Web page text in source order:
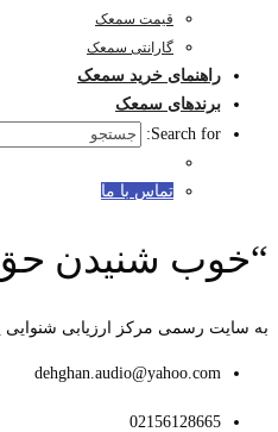
قیمت سمعک
گارانتی سمعک
راهنمای خرید سمعک
برندهای سمعک
Search for:
تماس با ما
“خوب شنیدن
به سایت رسمی مرکز ارزیابی شنوایی
dehghan.audio@yahoo.com
02156128665